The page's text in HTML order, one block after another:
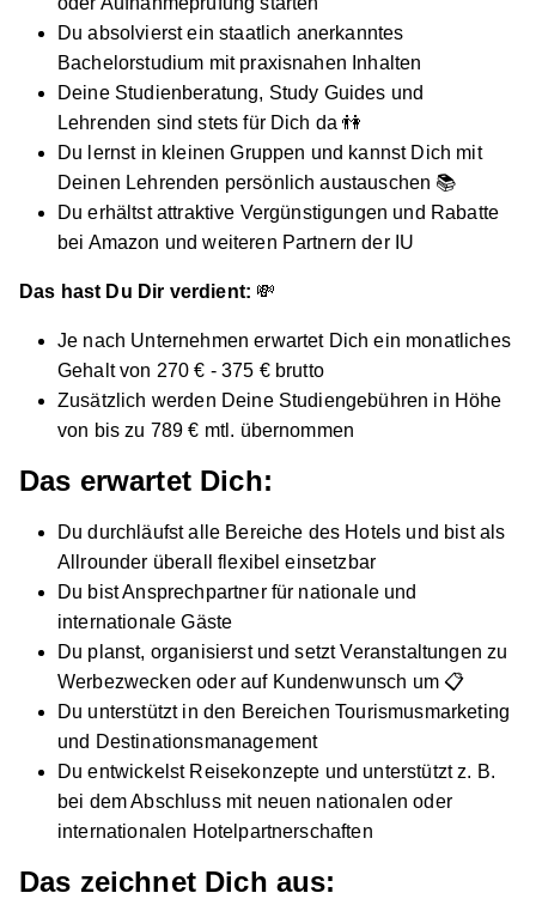
88045 Friedrichshafen / 88212 Ravensburg
1.368 € pro Monat
Neu
Duales Studium Tourismusmanagement (B.A.)
am virtuellen Campus - Komenský Gäste- und
Tagungshaus IU Duales Studium
01.10.2026
Video
Dualer Bachelor of Arts (B.A.) in der
Fachrichtung Hotel- und Tourismusmarketing
IST-Hochschule für Management
01.10.2026
Mehrere Standorte
Video
Du absolvierst ein staatlich anerkanntes
Bachelorstudium mit praxisnahen Inhalten
Deine Studienberatung, Study Guides und
Lehrenden sind stets für Dich da 👫
Du lernst in kleinen Gruppen und kannst Dich mit
Deinen Lehrenden persönlich austauschen 📚
Du erhältst attraktive Vergünstigungen und Rabatte
bei Amazon und weiteren Partnern der IU
Das hast Du Dir verdient: 💸
Je nach Unternehmen erwartet Dich ein monatliches
Gehalt von 270 € - 375 € brutto
Zusätzlich werden Deine Studiengebühren in Höhe
von bis zu 789 € mtl. übernommen
Das erwartet Dich:
Du durchläufst alle Bereiche des Hotels und bist als
Allrounder überall flexibel einsetzbar
Du bist Ansprechpartner für nationale und
internationale Gäste
Du planst, organisierst und setzt Veranstaltungen zu
Werbezwecken oder auf Kundenwunsch um 📋
Du unterstützt in den Bereichen Tourismusmarketing
und Destinationsmanagement
Du entwickelst Reisekonzepte und unterstützt z. B.
bei dem Abschluss mit neuen nationalen oder
internationalen Hotelpartnerschaften
Das zeichnet Dich aus: